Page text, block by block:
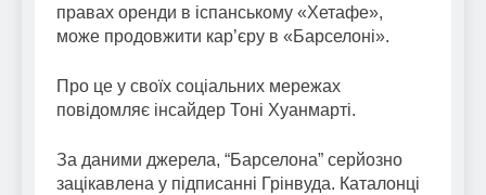
правах оренди в іспанському «Хетафе»,
може продовжити кар’єру в «Барселоні».
Про це у своїх соціальних мережах
повідомляє інсайдер Тоні Хуанмарті.
За даними джерела, “Барселона” серйозно
зацікавлена у підписанні Грінвуда. Каталонці